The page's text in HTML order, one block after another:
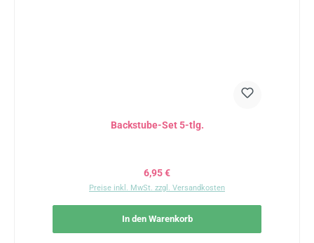
Backstube-Set 5-tlg.
Regulärer Preis:
6,95 €
Preise inkl. MwSt. zzgl. Versandkosten
In den Warenkorb